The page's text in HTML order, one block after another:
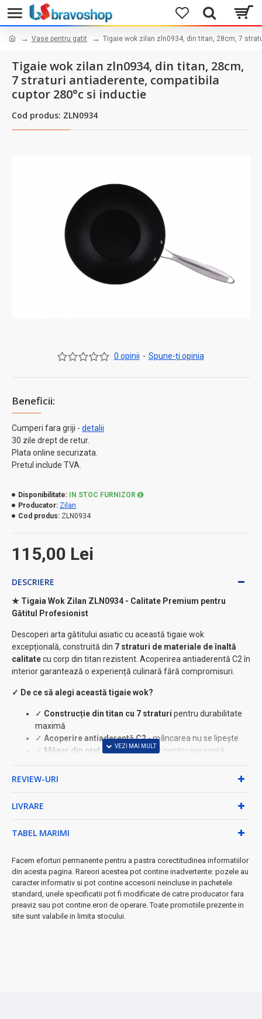
Vase pentru gatit Tigaie wok zilan zln0934, din titan, 28cm, 7
Tigaie wok zilan zln0934, din titan, 28cm,
7 straturi antiaderente, compatibila
cuptor 280°c si inductie
Cod produs: ZLN0934
Beneficii:
Cumperi fara griji - detalii
30 zile drept de retur.
Plata online securizata.
Pretul include TVA.
0 opinii - Spune-ţi opinia
115,00 Lei
Disponibilitate:
IN STOC FURNIZOR
Producator: Zilan
Cod produs: ZLN0934
DESCRIERE
★ Tigaia Wok Zilan ZLN0934 - Calitate Premium pentru
Gătitul Profesionist
Descoperi arta gătitului asiatic cu această tigaie wok
excepțională, construită din 7 straturi de materiale de înaltă
calitatecu corp din titan rezistent. Acoperirea antiaderentă C2 în
interior garantează o experiență culinară fără compromisuri.
✓ De ce să alegi această tigaie wok?
✓ Construcție din titan cu 7 straturi pentru durabilitate
maximă
✓ Acoperire antiaderentă C2- mâncarea nu se lipește
✓ Mâner din oțel inoxidabil nituit pentru siguranță
✓ Compatibilitate universală:
✓
•Diametru:28 cm - ideal pentru 3-4 porții
•Înălțime:8 cm pentru volum generos
• Lungime totală:50 cm cu manerul
Material:
Titan cu 7 straturi + maner oțel inoxidabil
◆ Protecție împotriva ustensilelor
REVIEW-URI
LIVRARE
TABEL MARIMI
Facem eforturi permanente pentru a pastra corectitudinea informatiilor
din acesta pagina. Rareori acestea pot contine inadvertente: pozele au
caracter informativ si pot contine accesorii neincluse in pachetele
standard, unele specificatii pot fi modificate de catre producator fara
preaviz sau pot contine erori de operare. Toate promotiile prezente in
site sunt valabile in limita stocului.